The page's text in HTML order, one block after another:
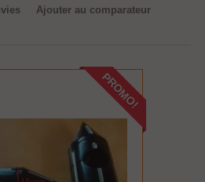
Ajouter au comparateur
PROMO!